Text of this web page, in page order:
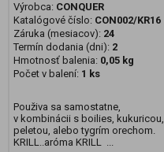
Výrobca: CONQUER
Katalógové číslo: CON002/KR16
Záruka (mesiacov): 24
Termín dodania (dni): 2
Hmotnosť balenia: 0,05 kg
Počet v balení: 1 ks
Použiva sa samostatne,
v kombinácii s boilies, kukuricou,
peletou, alebo tygrím orechom.
KRILL..aróma KRILL ...